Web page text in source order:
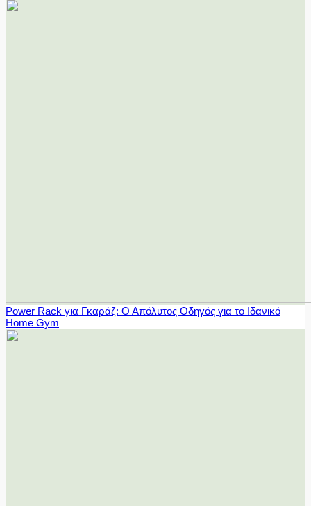
Power Rack για Γκαράζ: Ο Απόλυτος Οδηγός για το Ιδανικό
Home Gym